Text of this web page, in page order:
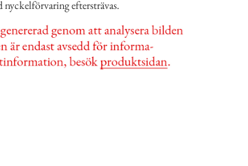
nyckelförvaring eftersträvas.